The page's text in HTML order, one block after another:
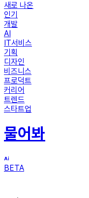
새로 나온
인기
개발
AI
IT서비스
기획
디자인
비즈니스
프로덕트
커리어
트렌드
스타트업
물어봐
BETA